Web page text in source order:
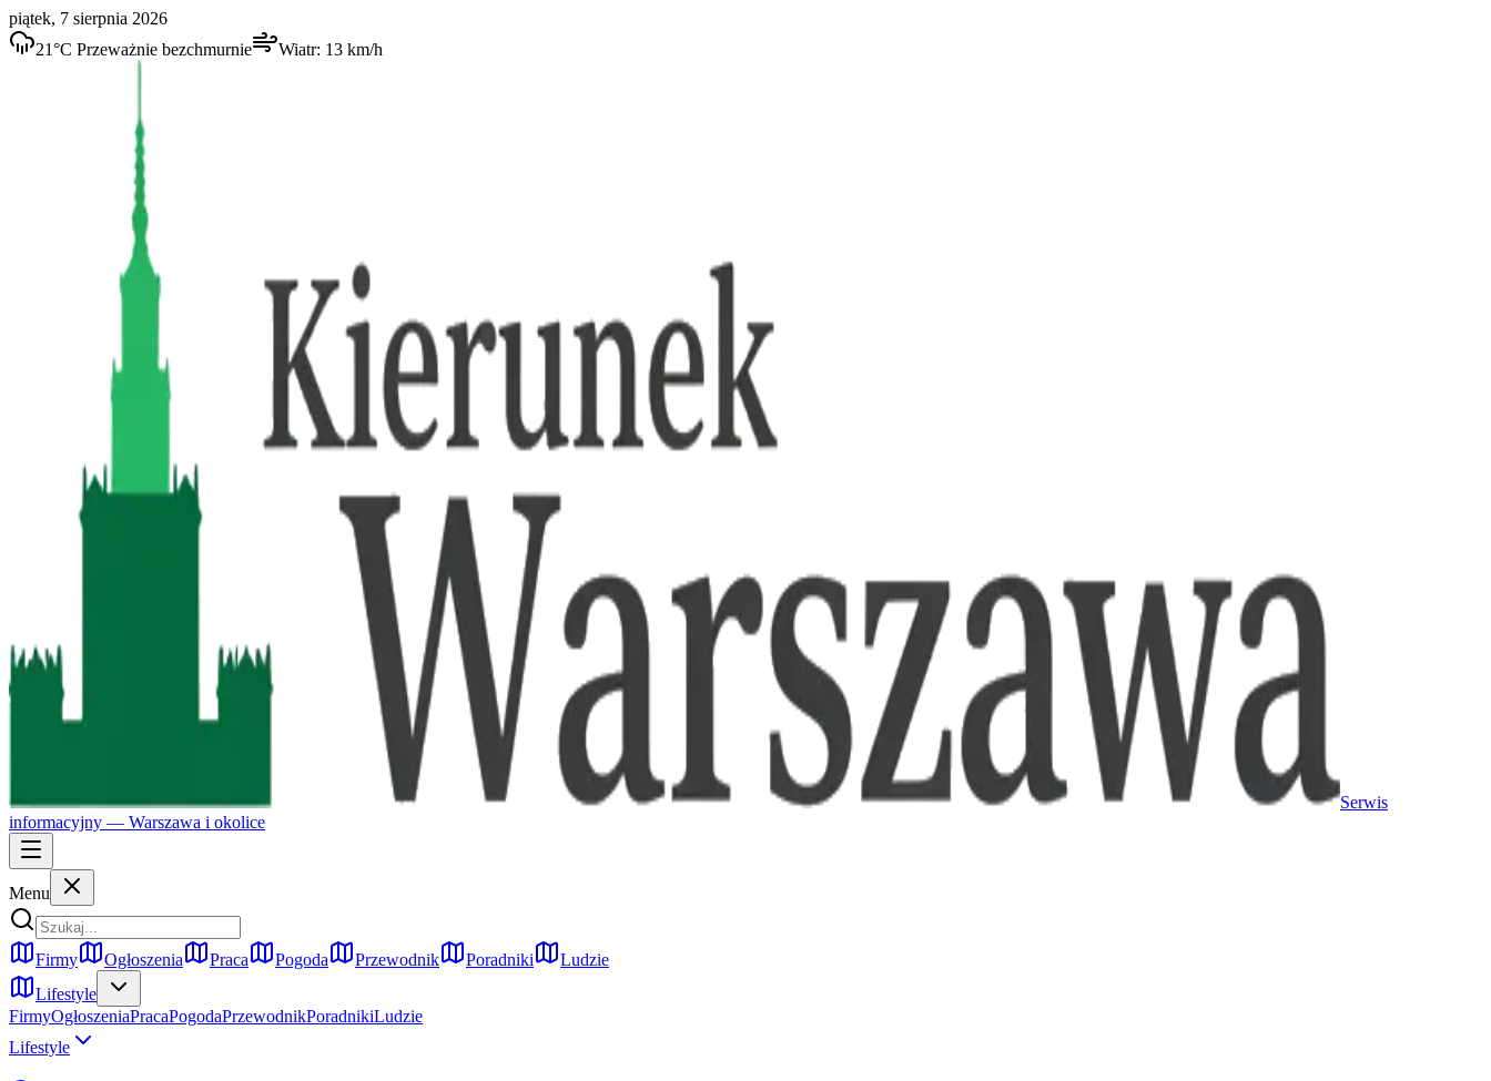
piątek, 7 sierpnia 2026
21°C Przeważnie bezchmurnie Wiatr: 13 km/h
Serwis
informacyjny — Warszawa i okolice
Menu
Firmy Ogłoszenia Praca Pogoda Przewodnik Poradniki
Ludzie
Lifestyle
FirmyOgłoszeniaPracaPogodaPrzewodnikPoradnikiLudzie
Lifestyle